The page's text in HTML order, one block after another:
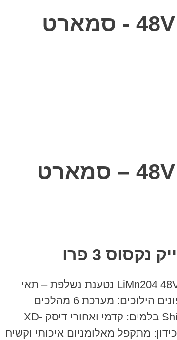
אופניים חשמליים 48V SMART BIKE NEXUS 3 PRO - סמארט
אופניים חשמליים 48V SMART BIKE NEXUS 3 PRO – סמארט
מנוע: מנוע מתקדם Brushless 48V/250W ללא פחמים תצוגה: דיגיטלית מתקדמת APT 450U סוללה: LiMn204 48V/10A נטענת נשלפת – תאי
סוללה תוצרת SAMSUNG בקר BMS טעינה ופריקת יתר מגן מפני קצר אפשרי שקע USB להטענת סמארטפונים הילוכים: מערכת 6 מהלכים
Shimano ידית הילוכים Shimano SiS index מעביר אחורי Shimano SiS Tourny קסטה Shimano MF-TZ500-6 בלמים: קדמי ואחורי דיסק XD-
E300 קראנק: PROWHEEL שרשרת אל-חלדKMC פדלים מתקפלים שילדה: מתקפלת מאלומניום קל 6061 כידון: מתקפל מאלומניום איכותי וקשיח